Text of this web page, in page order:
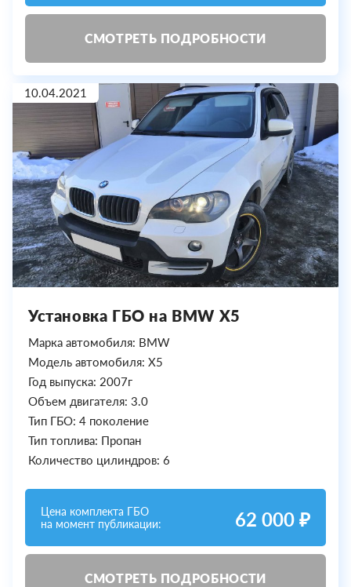
СМОТРЕТЬ ПОДРОБНОСТИ
10.04.2021
Установка ГБО на BMW X5
Марка автомобиля: BMW
Модель автомобиля: X5
Год выпуска: 2007г
Объем двигателя: 3.0
Тип ГБО: 4 поколение
Тип топлива: Пропан
Количество цилиндров: 6
Цена комплекта ГБО
на момент публикации:
62 000 ₽
СМОТРЕТЬ ПОДРОБНОСТИ